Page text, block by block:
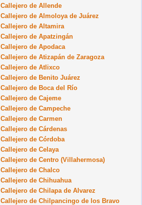
Callejero de Allende
Callejero de Almoloya de Juárez
Callejero de Altamira
Callejero de Apatzingán
Callejero de Apodaca
Callejero de Atizapán de Zaragoza
Callejero de Atlixco
Callejero de Benito Juárez
Callejero de Boca del Río
Callejero de Cajeme
Callejero de Campeche
Callejero de Carmen
Callejero de Cárdenas
Callejero de Córdoba
Callejero de Celaya
Callejero de Centro (Villahermosa)
Callejero de Chalco
Callejero de Chihuahua
Callejero de Chilapa de Alvarez
Callejero de Chilpancingo de los Bravo